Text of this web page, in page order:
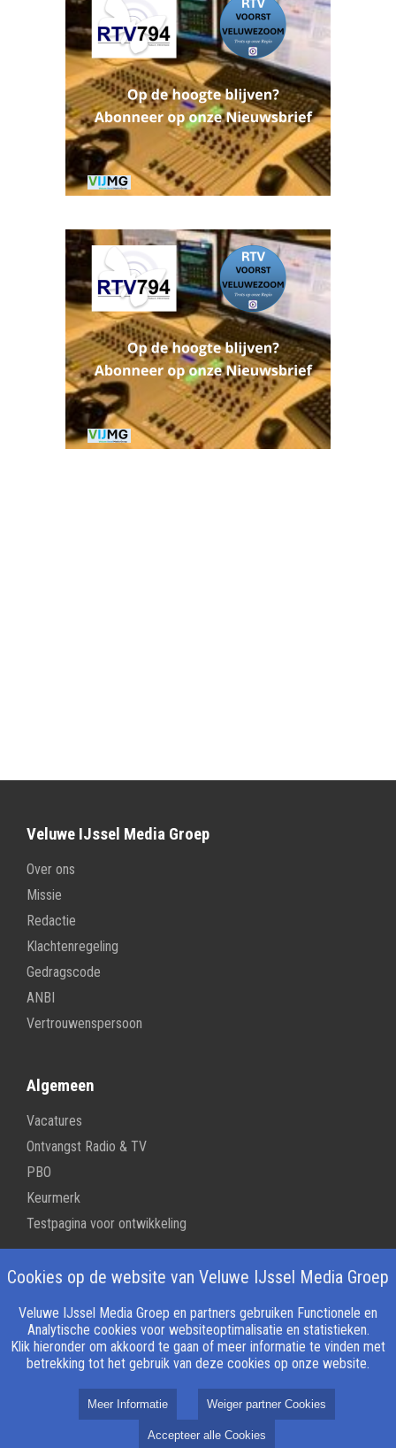
Veluwe IJssel Media Groep
Over ons
Missie
Redactie
Klachtenregeling
Gedragscode
ANBI
Vertrouwenspersoon
Algemeen
Vacatures
Ontvangst Radio & TV
PBO
Keurmerk
Testpagina voor ontwikkeling
Streekomroep
Streekomroep
RTV794
VoorstVeluwezoom
Berkelstroom
Cookies op de website van Veluwe IJssel Media Groep
Veluwe IJssel Media Groep en partners gebruiken Functionele en
Analytische cookies voor websiteoptimalisatie en statistieken.
Klik hieronder om akkoord te gaan of meer informatie te vinden met
betrekking tot het gebruik van deze cookies op onze website.
Meer Informatie Weiger partner Cookies
Accepteer alle Cookies